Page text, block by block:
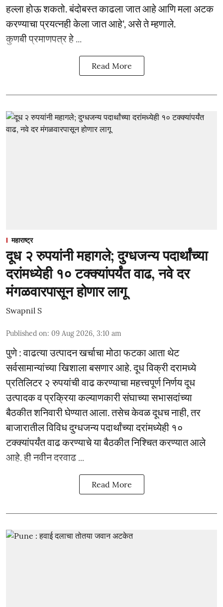
हल्ला होऊ शकतो. बंदोबस्त काढला जात आहे आणि मला अटक
करण्याचा प्रयत्नही केला जात आहे', असे ते म्हणाले.
कुणबी प्रमाणपत्र हे ...
Read More
महाराष्ट्र
दूध २ रुपयांनी महागले; दुग्धजन्य पदार्थांच्या
दरांमध्येही १० टक्क्यांपर्यंत वाढ, नवे दर
मंगळवारपासून होणार लागू
Swapnil S
Published on: 09 Aug 2026, 3:10 am
पुणे : वाढत्या उत्पादन खर्चाचा मोठा फटका आता थेट
सर्वसामान्यांच्या खिशाला बसणार आहे. दूध विक्री दरामध्ये
प्रतिलिटर २ रुपयांची वाढ करण्याचा महत्त्वपूर्ण निर्णय दूध
उत्पादक व प्रक्रिया कल्याणकारी संघाच्या सभासदांच्या
बैठकीत शनिवारी घेण्यात आला. तसेच केवळ दूधच नाही, तर
बाजारातील विविध दुग्धजन्य पदार्थांच्या दरांमध्येही १०
टक्क्यांपर्यंत वाढ करण्याचे या बैठकीत निश्चित करण्यात आले
आहे. ही नवीन दरवाढ ...
Read More